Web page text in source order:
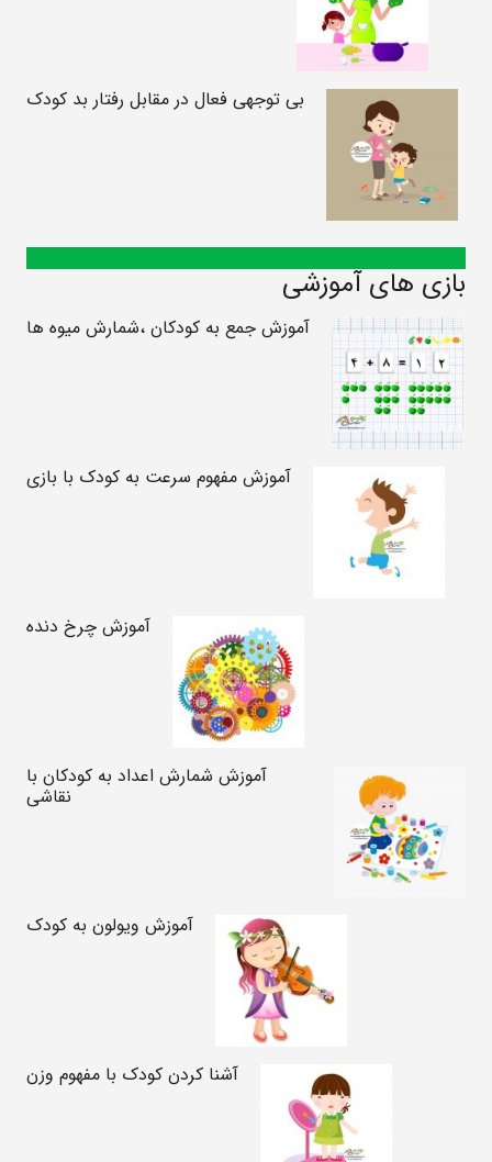
بی توجهی فعال در مقابل رفتار بد کودک
بازی های آموزشی
آموزش جمع به کودکان ،شمارش میوه ها
آموزش مفهوم سرعت به کودک با بازی
آموزش چرخ دنده
آموزش شمارش اعداد به کودکان با
نقاشی
آموزش ویولون به کودک
آشنا کردن کودک با مفهوم وزن